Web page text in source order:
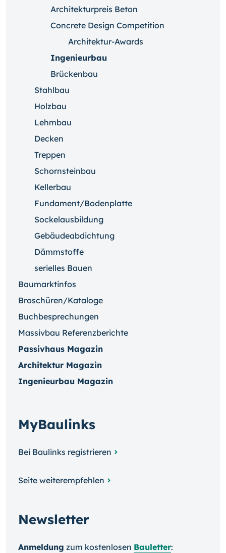
Architekturpreis Beton
Concrete Design Competition
Architektur-Awards
Ingenieurbau
Brückenbau
Stahlbau
Holzbau
Lehmbau
Decken
Treppen
Schornsteinbau
Kellerbau
Fundament/Bodenplatte
Sockelausbildung
Gebäudeabdichtung
Dämmstoffe
serielles Bauen
Baumarktinfos
Broschüren/Kataloge
Buchbesprechungen
Massivbau Referenzberichte
Passivhaus Magazin
Architektur Magazin
Ingenieurbau Magazin
MyBaulinks
Bei Baulinks registrieren
Seite weiterempfehlen
Newsletter
Anmeldung zum kosten­losen Bauletter: